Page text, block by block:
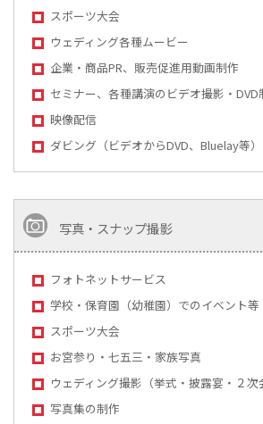
スポーツ大会
ウェディング各種ムービー
企業・商品PR、販売促進用動画制作
セミナー、各種講演のビデオ撮影・DVD
映像配信
ダビング（ビデオからDVD、Bluelay等）
写真・スナップ撮影
フォトネットサービス
学校・保育園（幼稚園）でのイベント等
スポーツ大会
お宮参り・七五三・家族写真
ウェディング撮影（挙式・披露宴・２次
写真集の制作